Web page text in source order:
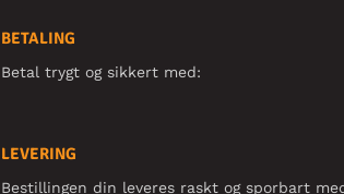
BETALING
Betal trygt og sikkert med:
LEVERING
Bestillingen din leveres raskt og sporbart